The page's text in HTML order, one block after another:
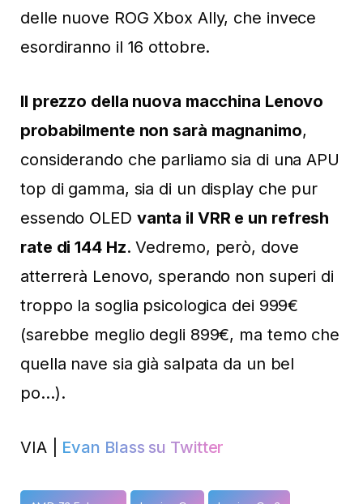
delle nuove ROG Xbox Ally, che invece
esordiranno il 16 ottobre.
Il prezzo della nuova macchina Lenovo
probabilmente non sarà magnanimo,
considerando che parliamo sia di una APU
top di gamma, sia di un display che pur
essendo OLED vanta il VRR e un refresh
rate di 144 Hz. Vedremo, però, dove
atterrerà Lenovo, sperando non superi di
troppo la soglia psicologica dei 999€
(sarebbe meglio degli 899€, ma temo che
quella nave sia già salpata da un bel
po…).
VIA | Evan Blass su Twitter